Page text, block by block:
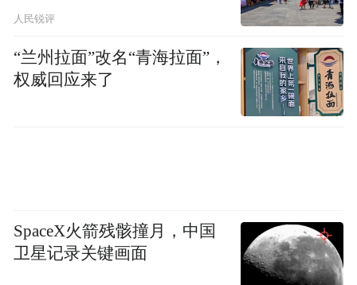
左转路口处，系统没有选择常规的最左侧车
道，而是驶入左数第二车道。该决策更具合
人民锐评
“兰州拉面”改名“青海拉面”，
权威回应来了
SpaceX火箭残骸撞月，中国
卫星记录关键画面